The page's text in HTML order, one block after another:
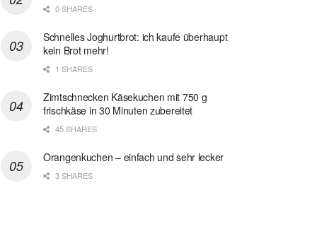
0 SHARES
Schnelles Joghurtbrot: ich kaufe überhaupt
kein Brot mehr!
1 SHARES
Zimtschnecken Käsekuchen mit 750 g
frischkäse in 30 Minuten zubereitet
45 SHARES
Orangenkuchen – einfach und sehr lecker
3 SHARES